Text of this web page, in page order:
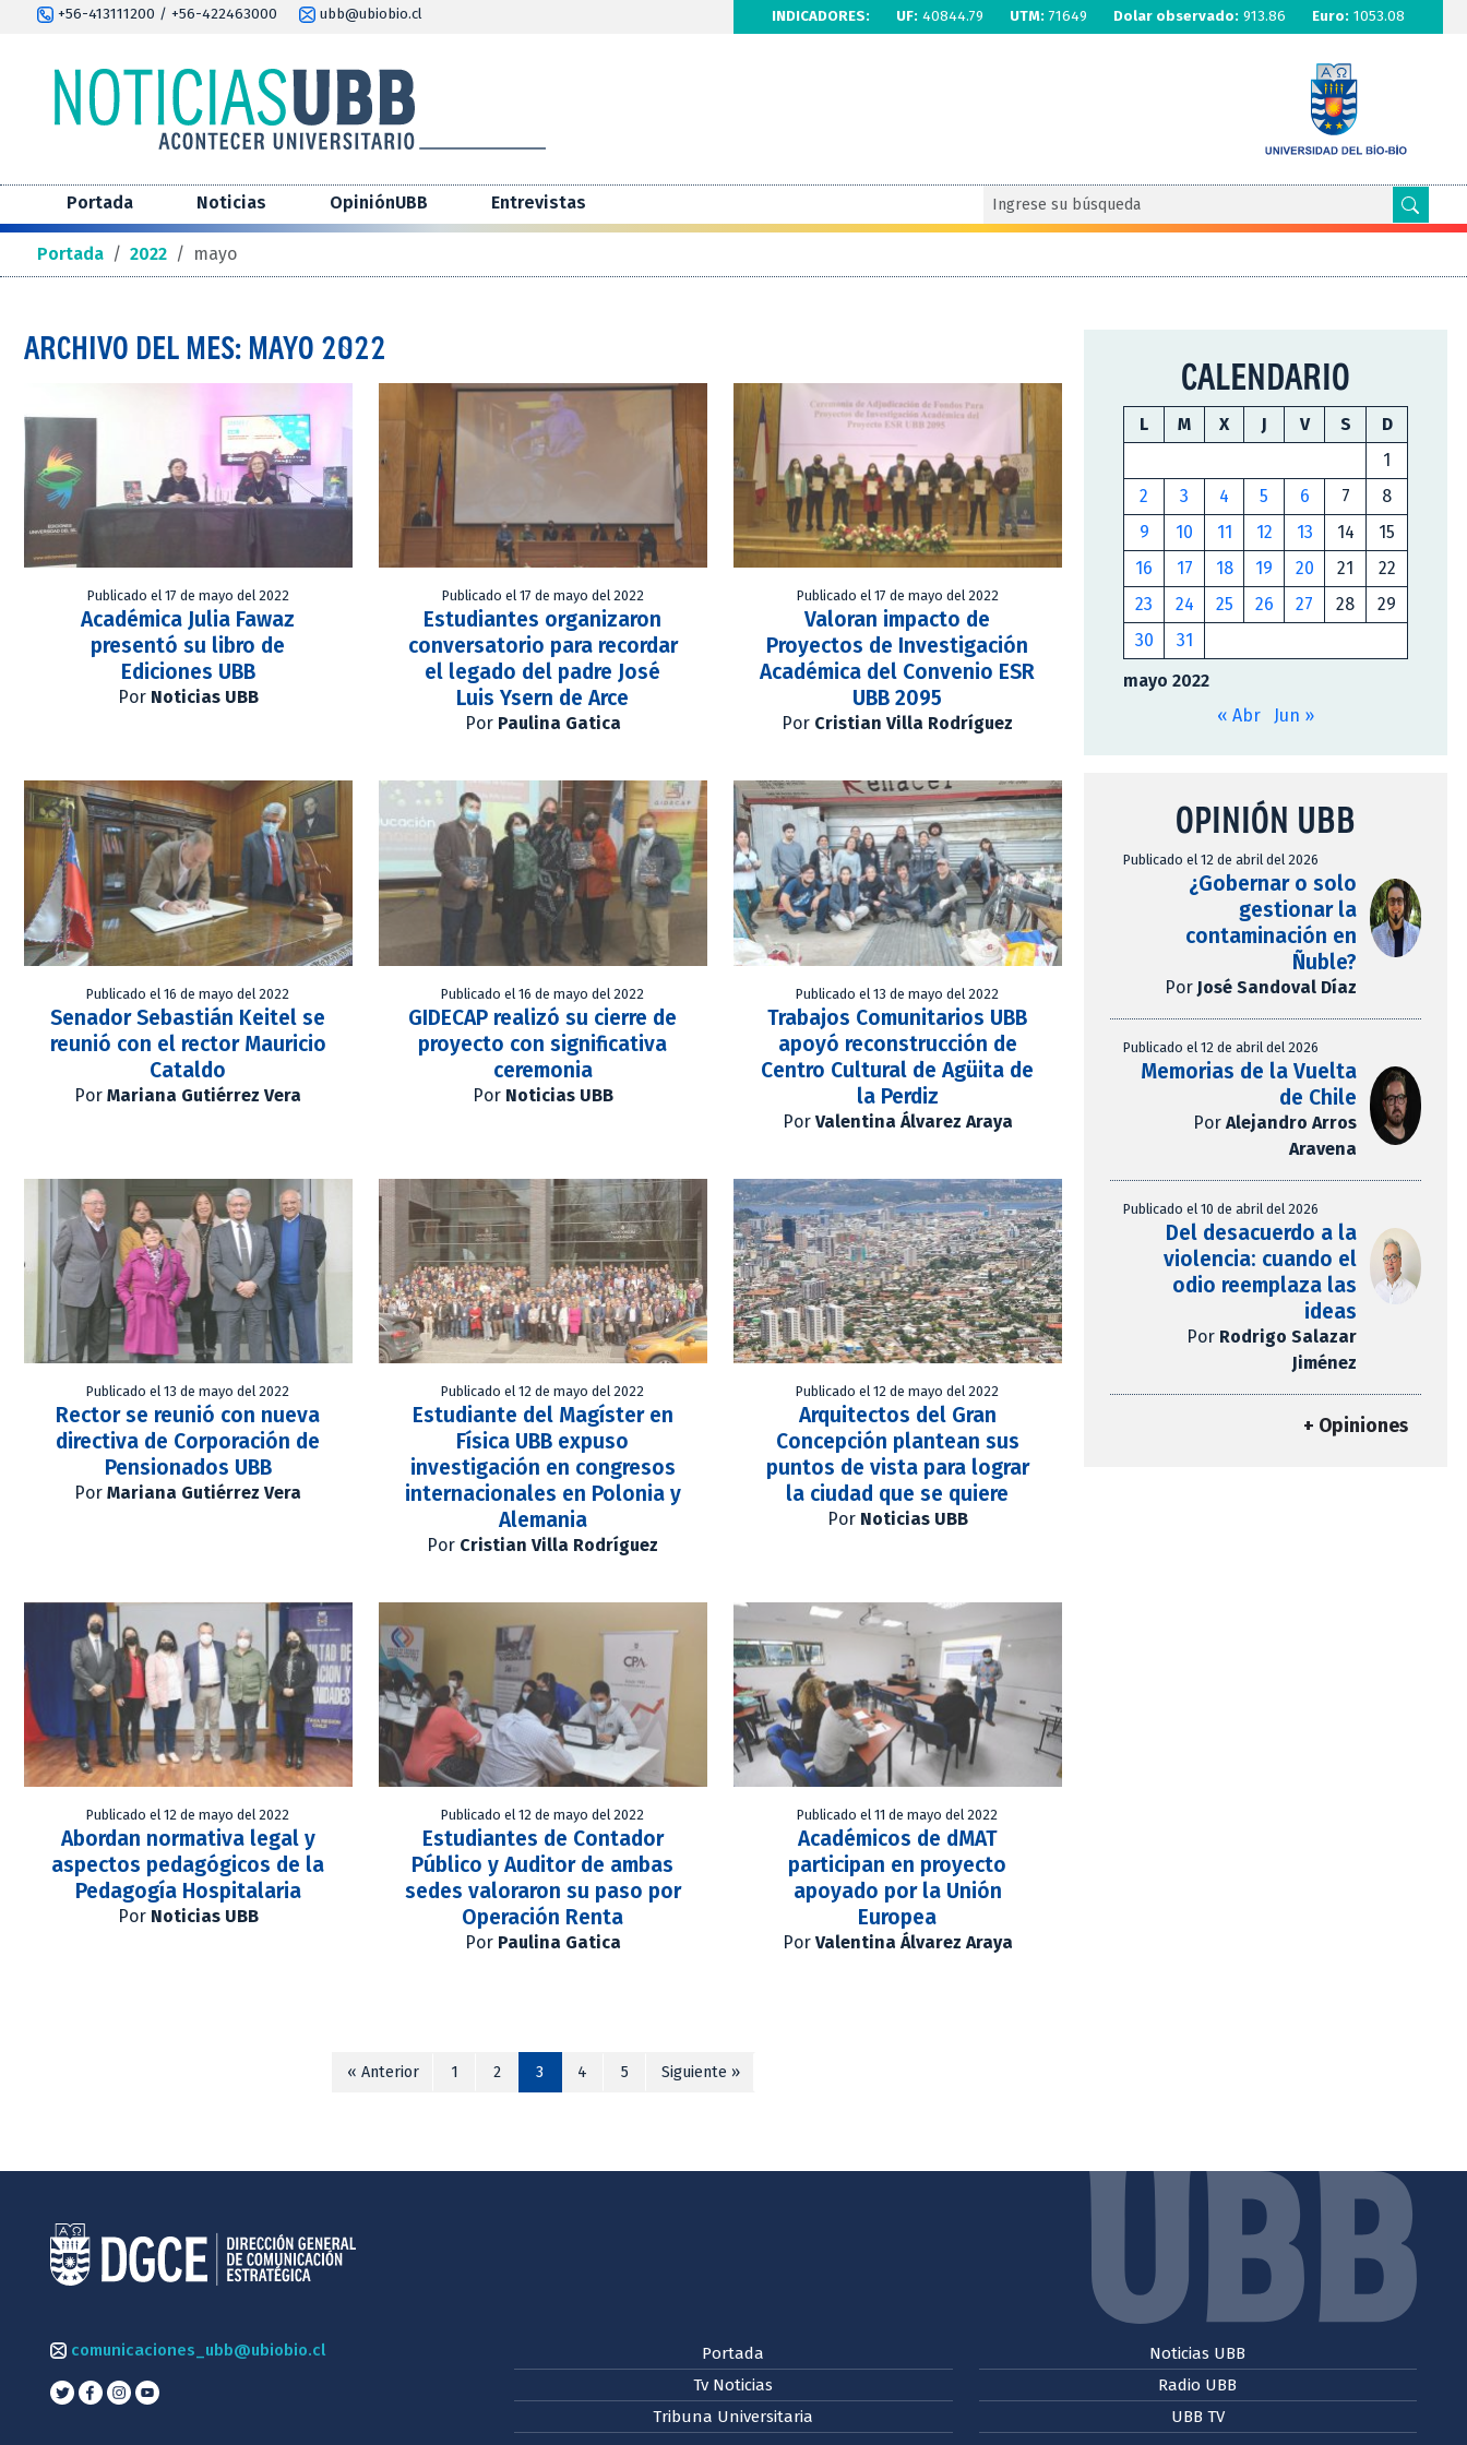
+56-413111200 / +56-422463000 ubb@ubiobio.cl INDICADORES: UF: 40844.79 UTM: 71649 Dolar observado: 913.86 Euro: 1053.08
Portada Noticias OpiniónUBB Entrevistas
Portada / 2022 / mayo
ARCHIVO DEL MES: MAYO 2022
Publicado el 17 de mayo del 2022
Académica Julia Fawaz
presentó su libro de
Ediciones UBB
Por Noticias UBB
Publicado el 17 de mayo del 2022
Estudiantes organizaron
conversatorio para recordar
el legado del padre José
Luis Ysern de Arce
Por Paulina Gatica
Publicado el 17 de mayo del 2022
Valoran impacto de
Proyectos de Investigación
Académica del Convenio ESR
UBB 2095
Por Cristian Villa Rodríguez
Publicado el 16 de mayo del 2022
Senador Sebastián Keitel se
reunió con el rector Mauricio
Cataldo
PorMariana Gutiérrez Vera
Publicado el 16 de mayo del 2022
GIDECAP realizó su cierre de
proyecto con significativa
ceremonia
Por Noticias UBB
Publicado el 13 de mayo del 2022
Trabajos Comunitarios UBB
apoyó reconstrucción de
Centro Cultural de Agüita de
la Perdiz
Por Valentina Álvarez Araya
Publicado el 13 de mayo del 2022
Rector se reunió con nueva
directiva de Corporación de
Pensionados UBB
PorMariana Gutiérrez Vera
Publicado el 12 de mayo del 2022
Estudiante del Magíster en
Física UBB expuso
investigación en congresos
internacionales en Polonia y
Alemania
Por Cristian Villa Rodríguez
Publicado el 12 de mayo del 2022
Arquitectos del Gran
Concepción plantean sus
puntos de vista para lograr
la ciudad que se quiere
Por Noticias UBB
Publicado el 12 de mayo del 2022
Abordan normativa legal y
aspectos pedagógicos de la
Pedagogía Hospitalaria
Por Noticias UBB
Publicado el 12 de mayo del 2022
Estudiantes de Contador
Público y Auditor de ambas
sedes valoraron su paso por
Operación Renta
Por Paulina Gatica
Publicado el 11 de mayo del 2022
Académicos de dMAT
participan en proyecto
apoyado por la Unión
Europea
Por Valentina Álvarez Araya
« Anterior 1 2 3 4 5 Siguiente »
CALENDARIO
mayo 2022
L M X J V S
D
1
2
3 4 5 6 7
8
9
10 11 12 13 14
15
16
17 18 19 20 21
22
23
24 25 26 27 28
29
30
31
« Abr Jun »
OPINIÓN UBB
Publicado el 12 de abril del 2026
¿Gobernar o solo
gestionar la
contaminación en
Ñuble?
Por José Sandoval Díaz
Publicado el 12 de abril del 2026
Memorias de la Vuelta
de Chile
Por Alejandro Arros
Aravena
Publicado el 10 de abril del 2026
Del desacuerdo a la
violencia: cuando el
odio reemplaza las
ideas
Por Rodrigo Salazar
Jiménez
+ Opiniones
comunicaciones_ubb@ubiobio.cl
Portada
Tv Noticias
Tribuna Universitaria
Noticias UBB
Radio UBB
UBB TV